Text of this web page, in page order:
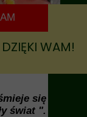
WAM!
się
świat ".